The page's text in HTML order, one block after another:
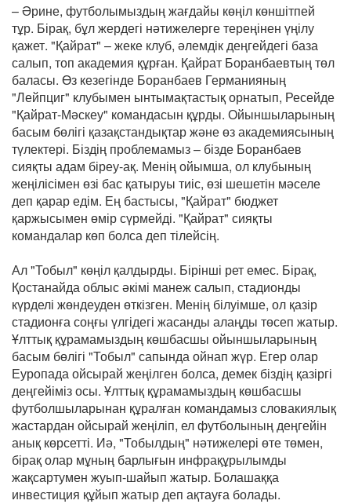
– Әрине, футболымыздың жағдайы көңіл көншітпей
тұр. Бірақ, бұл жердегі нәтижелерге тереңінен үңілу
қажет. "Қайрат" – жеке клуб, әлемдік деңгейдегі база
салып, топ академия құрған. Қайрат Боранбаевтың төл
баласы. Өз кезегінде Боранбаев Германияның
"Лейпциг" клубымен ынтымақтастық орнатып, Ресейде
"Қайрат-Мәскеу" командасын құрды. Ойыншыларының
басым бөлігі қазақстандықтар және өз академиясының
түлектері. Біздің проблемамыз – бізде Боранбаев
сияқты адам біреу-ақ. Менің ойымша, ол клубының
жеңілісімен өзі бас қатыруы тиіс, өзі шешетін мәселе
деп қарар едім. Ең бастысы, "Қайрат" бюджет
қаржысымен өмір сүрмейді. "Қайрат" сияқты
командалар көп болса деп тілейсің.
Ал "Тобыл" көңіл қалдырды. Бірінші рет емес. Бірақ,
Қостанайда облыс әкімі манеж салып, стадионды
күрделі жөндеуден өткізген. Менің білуімше, ол қазір
стадионға соңғы үлгідегі жасанды алаңды төсеп жатыр.
Ұлттық құрамамыздың көшбасшы ойыншыларының
басым бөлігі "Тобыл" сапында ойнап жүр. Егер олар
Еуропада ойсырай жеңілген болса, демек біздің қазіргі
деңгейіміз осы. Ұлттық құрамамыздың көшбасшы
футболшыларынан құралған командамыз словакиялық
жастардан ойсырай жеңіліп, ел футболының деңгейін
анық көрсетті. Иә, "Тобылдың" нәтижелері өте төмен,
бірақ олар мұның барлығын инфрақұрылымды
жақсартумен жуып-шайып жатыр. Болашаққа
инвестиция құйып жатыр деп ақтауға болады.